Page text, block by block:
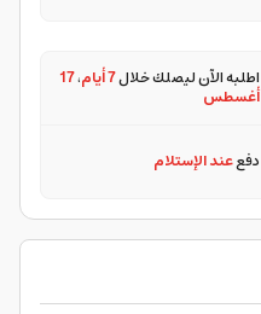
اطلبه الآن ليصلك خلال7 أيام ،17
أغسطس
دفععند الإستلام